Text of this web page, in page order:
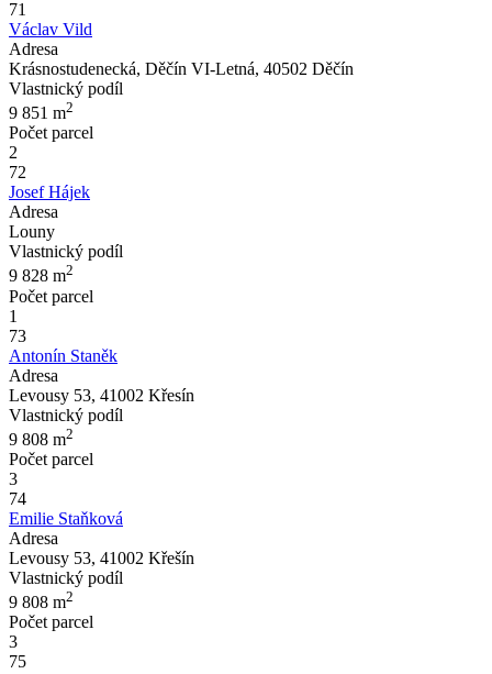
71
Václav Vild
Adresa
Krásnostudenecká, Děčín VI-Letná, 40502 Děčín
Vlastnický podíl
9 851 m2
Počet parcel
2
72
Josef Hájek
Adresa
Louny
Vlastnický podíl
9 828 m2
Počet parcel
1
73
Antonín Staněk
Adresa
Levousy 53, 41002 Křesín
Vlastnický podíl
9 808 m2
Počet parcel
3
74
Emilie Staňková
Adresa
Levousy 53, 41002 Křešín
Vlastnický podíl
9 808 m2
Počet parcel
3
75